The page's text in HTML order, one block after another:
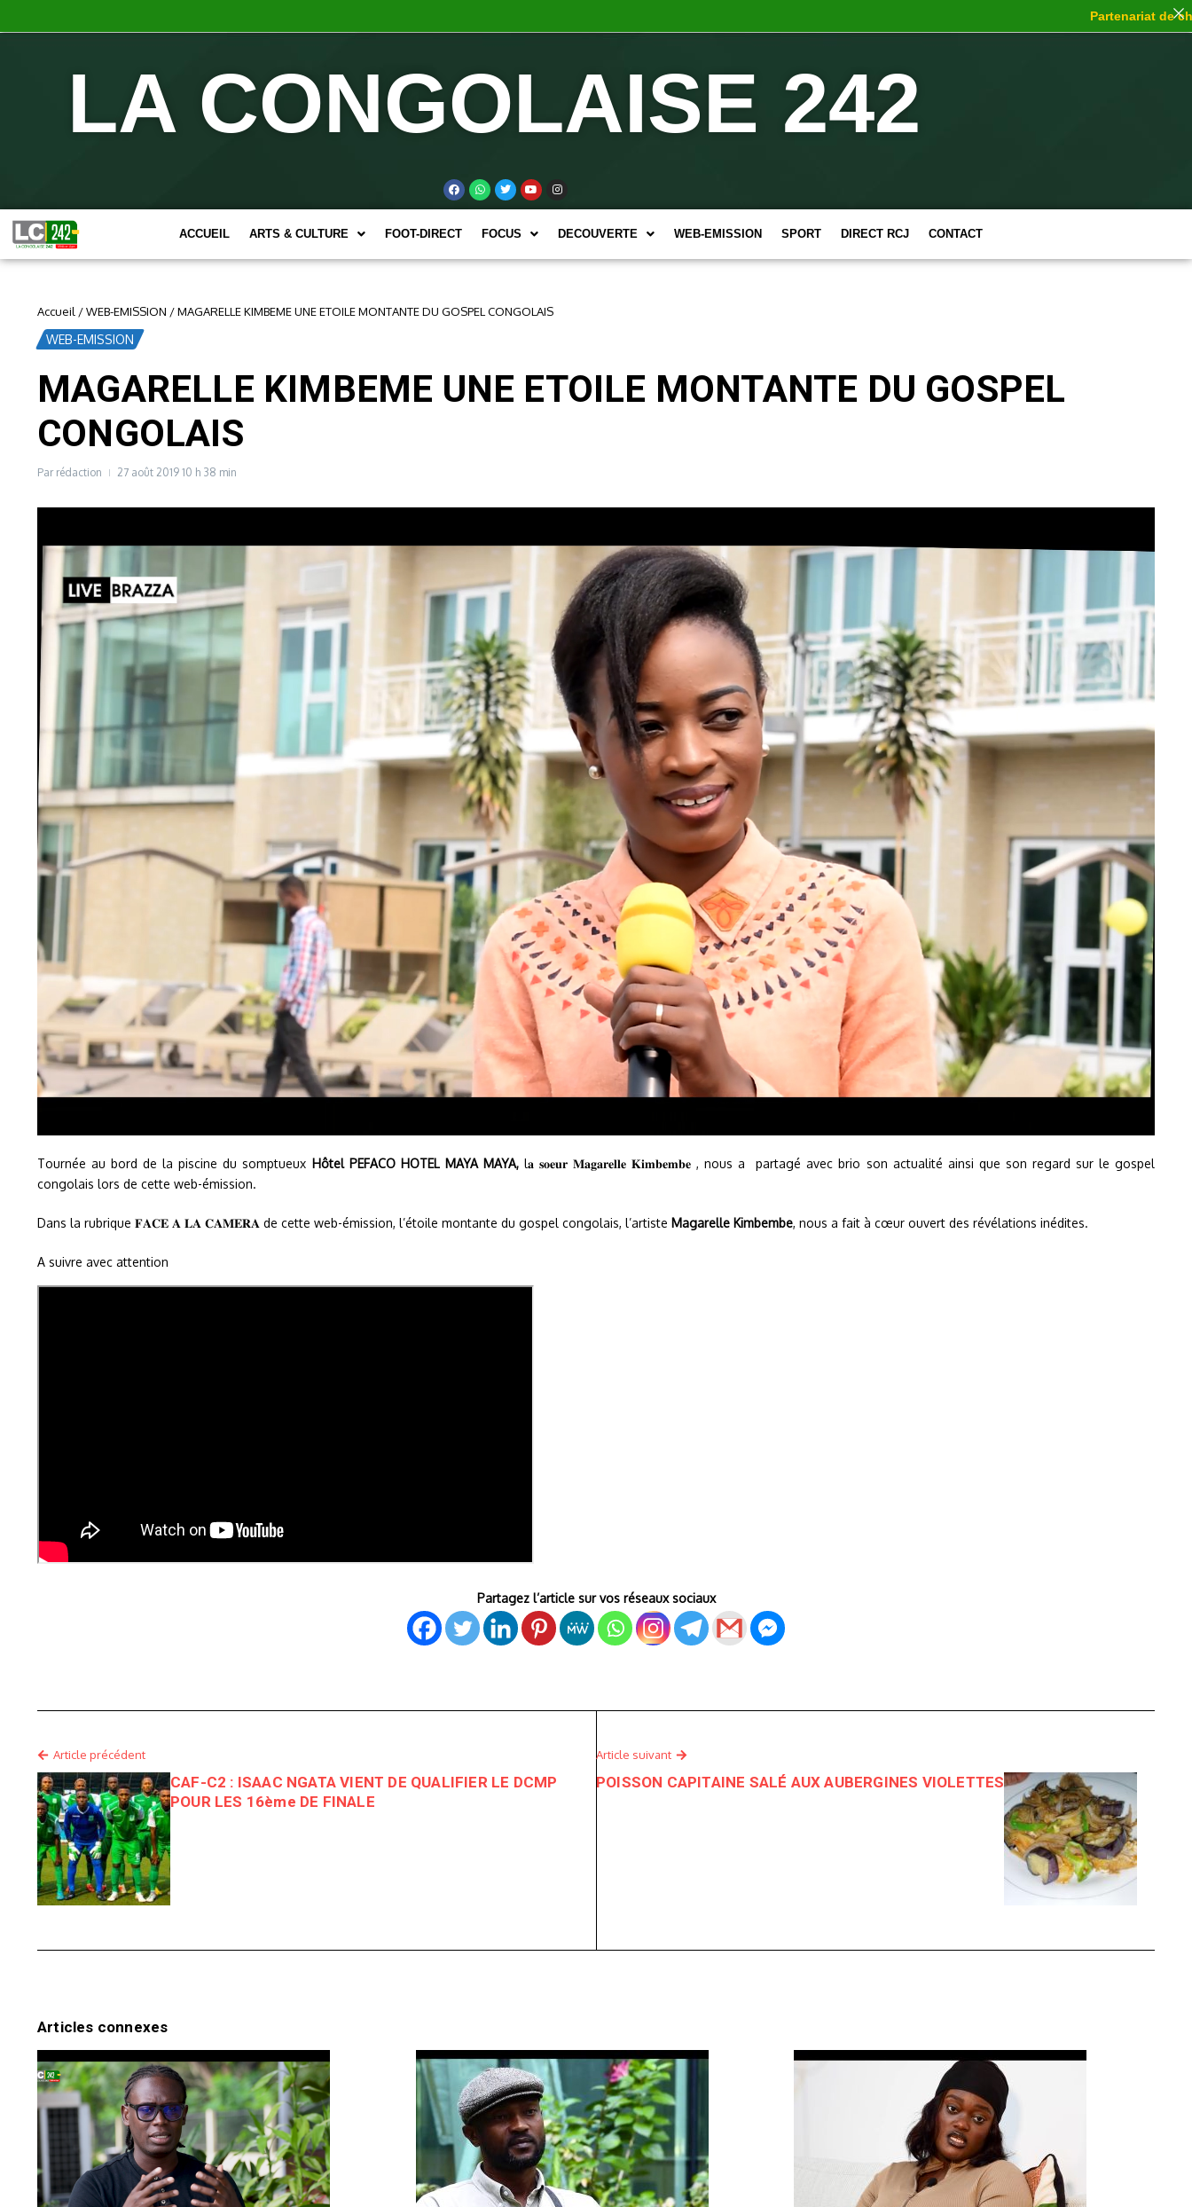
LA CONGOLAISE 242
ACCUEIL ARTS & CULTURE FOOT-DIRECT FOCUS DECOUVERTE WEB-EMISSION SPORT DIRECT RCJ CONTACT
Accueil /WEB-EMISSION /MAGARELLE KIMBEME UNE ETOILE MONTANTE DU GOSPEL CONGOLAIS
WEB-EMISSION
MAGARELLE KIMBEME UNE ETOILE MONTANTE DU GOSPEL
CONGOLAIS
Par rédaction 27 août 2019 10 h 38 min
Tournée au bord de la piscine du somptueux Hôtel PEFACO HOTEL MAYA MAYA,l𝐚 𝐬𝐨𝐞𝐮𝐫 𝐌𝐚𝐠𝐚𝐫𝐞𝐥𝐥𝐞 𝐊𝐢𝐦𝐛𝐞𝐦𝐛𝐞 , nous a partagé avec brio son actualité ainsi que son regard sur le gospel
congolais lors de cette web-émission.
Dans la rubrique 𝐅𝐀𝐂𝐄 𝐀 𝐋𝐀 𝐂𝐀𝐌𝐄𝐑𝐀 de cette web-émission, l’étoile montante du gospel congolais, l’artiste Magarelle Kimbembe, nous a fait à cœur ouvert des révélations inédites.
A suivre avec attention
Partagez l’article sur vos réseaux sociaux
Article précédent
CAF-C2 : ISAAC NGATA VIENT DE QUALIFIER LE DCMP
POUR LES 16ème DE FINALE
Article suivant
POISSON CAPITAINE SALÉ AUX AUBERGINES VIOLETTES
Articles connexes
Partenariat de choc :